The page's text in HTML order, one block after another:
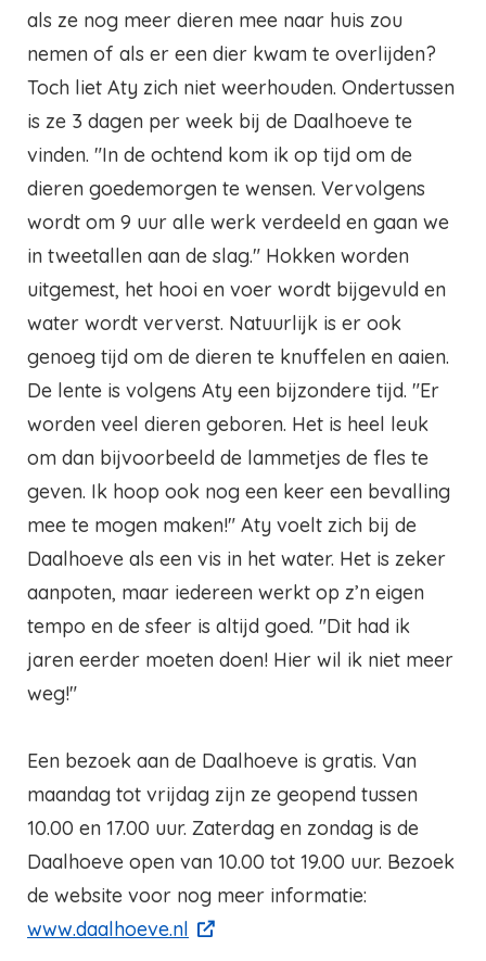
als ze nog meer dieren mee naar huis zou
nemen of als er een dier kwam te overlijden?
Toch liet Aty zich niet weerhouden. Ondertussen
is ze 3 dagen per week bij de Daalhoeve te
vinden. "In de ochtend kom ik op tijd om de
dieren goedemorgen te wensen. Vervolgens
wordt om 9 uur alle werk verdeeld en gaan we
in tweetallen aan de slag." Hokken worden
uitgemest, het hooi en voer wordt bijgevuld en
water wordt ververst. Natuurlijk is er ook
genoeg tijd om de dieren te knuffelen en aaien.
De lente is volgens Aty een bijzondere tijd. "Er
worden veel dieren geboren. Het is heel leuk
om dan bijvoorbeeld de lammetjes de fles te
geven. Ik hoop ook nog een keer een bevalling
mee te mogen maken!" Aty voelt zich bij de
Daalhoeve als een vis in het water. Het is zeker
aanpoten, maar iedereen werkt op z’n eigen
tempo en de sfeer is altijd goed. "Dit had ik
jaren eerder moeten doen! Hier wil ik niet meer
weg!"
Een bezoek aan de Daalhoeve is gratis. Van
maandag tot vrijdag zijn ze geopend tussen
10.00 en 17.00 uur. Zaterdag en zondag is de
Daalhoeve open van 10.00 tot 19.00 uur. Bezoek
de website voor nog meer informatie:
www.daalhoeve.nl